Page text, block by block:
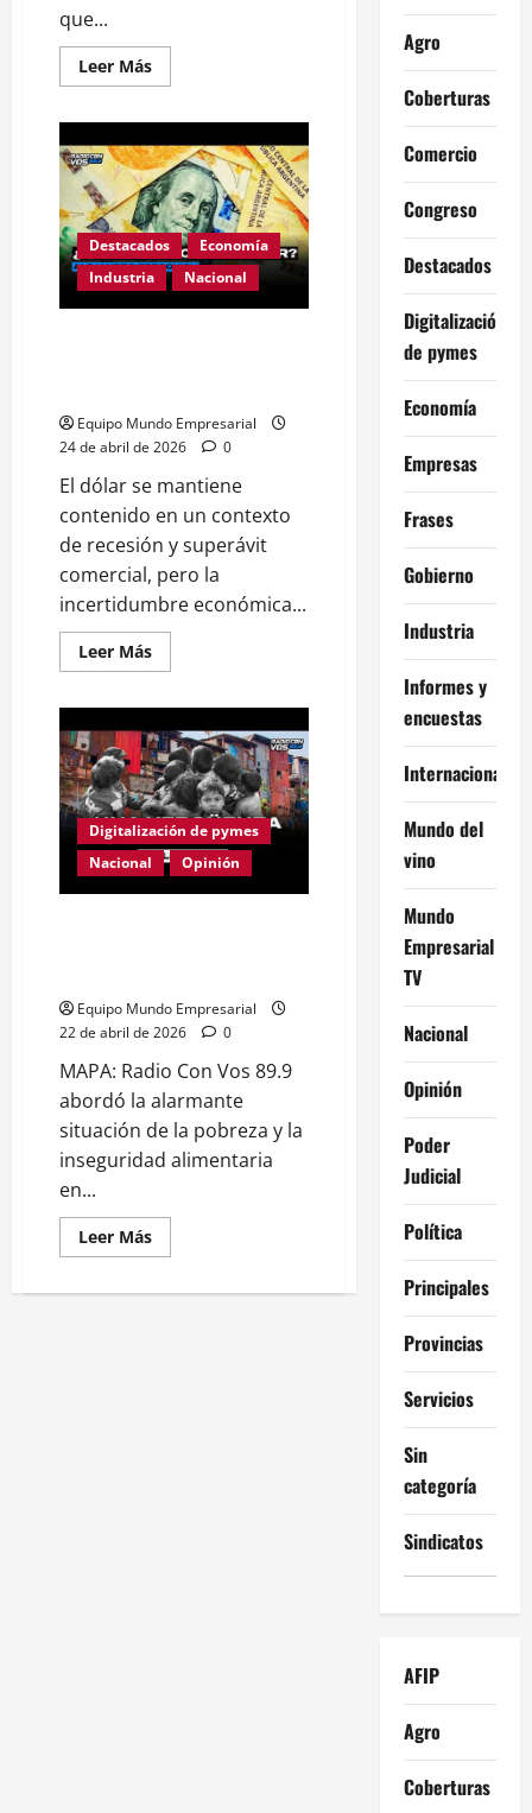
que...
Leer MásLeer
más
secreto
de
LA
NUEVA
INDUSTRIA
en
BRASIL
|
BERCOVICH
Destacados
Economía
Industria
Nacional
Equipo Mundo Empresarial
24 de abril de 2026
0
El dólar se mantiene
contenido en un contexto
de recesión y superávit
comercial, pero la
incertidumbre económica...
Leer MásLeer
más
¿CÓMO
LO
MANTIENEN
FRENADO?
l
BERCOVICH
con
TENEMBAUM
Digitalización de pymes
Nacional
Opinión
Equipo Mundo Empresarial
22 de abril de 2026
0
MAPA: Radio Con Vos 89.9
abordó la alarmante
situación de la pobreza y la
inseguridad alimentaria
en...
Leer MásLeer
más
El
Agro
Coberturas
Comercio
Congreso
Destacados
Digitalización
de pymes
Economía
Empresas
Frases
Gobierno
Industria
Informes y
encuestas
Internacional
Mundo del
vino
Mundo
Empresarial
TV
Nacional
Opinión
Poder
Judicial
Política
Principales
Provincias
Servicios
Sin
categoría
Sindicatos
AFIP
Agro
Coberturas